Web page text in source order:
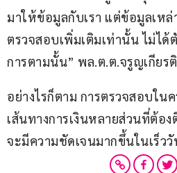
มาให้ข้อมูลกับเรา แต่ข้อมูลเห
ตรวจสอบเพิ่มเติมเท่านั้น ไม่ไ
การตามนั้น” พล.ต.ต.จรูญเกียร
อย่างไรก็ตาม การตรวจสอบใน
เส้นทางการเงินหลายส่วนที่ต้อ
จะมีความชัดเจนมากขึ้นในเร็ว